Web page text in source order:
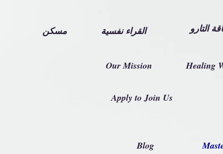
مسكن القراء نفسية التارو
Our Mission Healing
Apply to Join Us
Blog